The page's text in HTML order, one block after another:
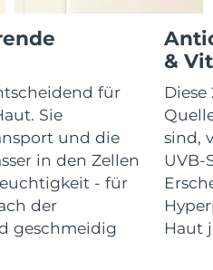
für
Sie
und die
in den Zellen
- für
der
geschmeidig
&
sind,
UVB-
Haut
Erwartete Lieferung8/10/26
8/10/26
Erwartete Lieferung 8/12/26
Erwartete Lieferung 8/13/26
Erwartete Lieferung 8/10/26